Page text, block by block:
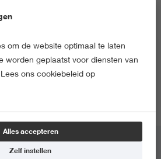
in om je aan te melden voor
meeloopdag.
ontvang je via de mail een bevestiging.
over het programma en de
om de website optimaal te laten
worden geplaatst voor diensten van
ons cookiebeleid op
Alles accepteren
Zelf instellen